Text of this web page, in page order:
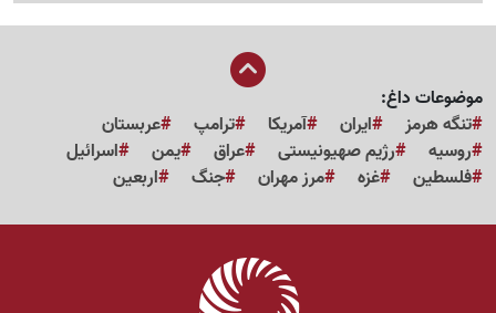
موضوعات داغ:
تنگه هرمز
ایران آمریکا ترامپ
عربستان
روسیه
رژیم صهیونیستی عراق یمن
اسرائیل
فلسطین
غزه مرز مهران جنگ اربعین